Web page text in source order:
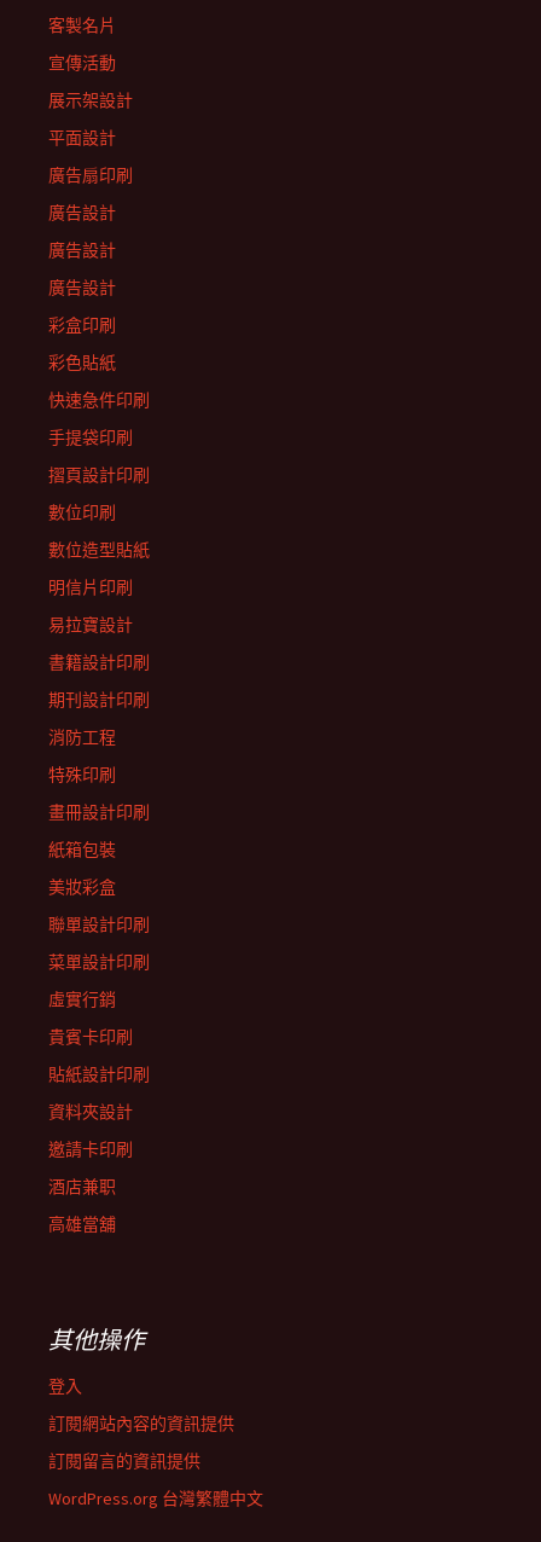
客製名片
宣傳活動
展示架設計
平面設計
廣告扇印刷
廣告設計
廣告設計
廣告設計
彩盒印刷
彩色貼紙
快速急件印刷
手提袋印刷
摺頁設計印刷
數位印刷
數位造型貼紙
明信片印刷
易拉寶設計
書籍設計印刷
期刊設計印刷
消防工程
特殊印刷
畫冊設計印刷
紙箱包裝
美妝彩盒
聯單設計印刷
菜單設計印刷
虛實行銷
貴賓卡印刷
貼紙設計印刷
資料夾設計
邀請卡印刷
酒店兼职
高雄當舖
其他操作
登入
訂閱網站內容的資訊提供
訂閱留言的資訊提供
WordPress.org 台灣繁體中文